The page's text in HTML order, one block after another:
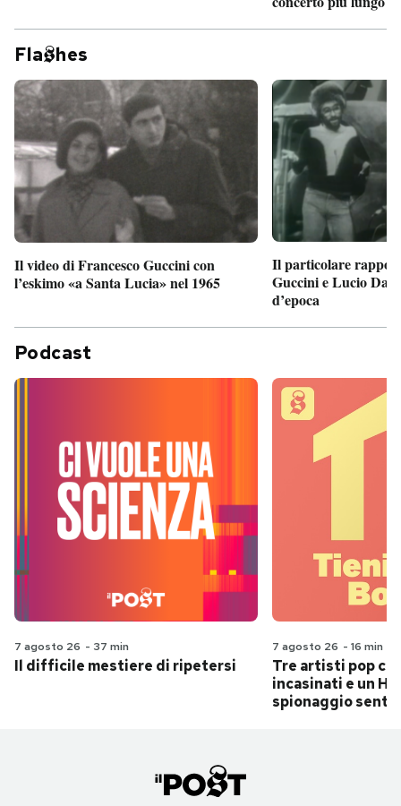
Fla hes
Il video di Francesco Guccini con
l’eskimo «a Santa Lucia» nel 1965
Il particolare
Guccini e Lucio
d’epoca
Podcast
7 agosto 26 - 37 min
Il difficile mestiere di ripetersi
7 agosto 26 - 16 min
Tre artisti pop
incasinati e un
spionaggio